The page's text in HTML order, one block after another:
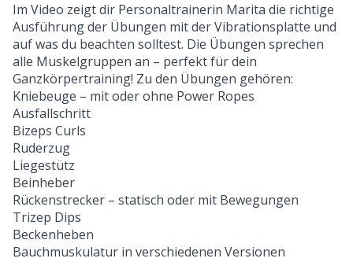
Im Video zeigt dir Personaltrainerin Marita die richtige
Ausführung der Übungen mit der Vibrationsplatte und
auf was du beachten solltest. Die Übungen sprechen
alle Muskelgruppen an – perfekt für dein
Ganzkörpertraining! Zu den Übungen gehören:
Kniebeuge – mit oder ohne Power Ropes
Ausfallschritt
Bizeps Curls
Ruderzug
Liegestütz
Beinheber
Rückenstrecker – statisch oder mit Bewegungen
Trizep Dips
Beckenheben
Bauchmuskulatur in verschiedenen Versionen